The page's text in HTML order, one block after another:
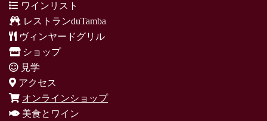
ワインリスト
レストランduTamba
ヴィンヤードグリル
ショップ
見学
アクセス
オンラインショップ
美食とワイン